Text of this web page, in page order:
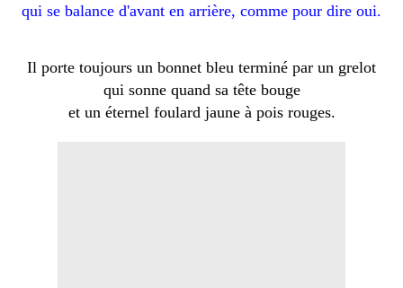
qui se balance d'avant en arrière, comme pour dire oui.
Il porte toujours un bonnet bleu terminé par un grelot
qui sonne quand sa tête bouge
et un éternel foulard jaune à pois rouges.